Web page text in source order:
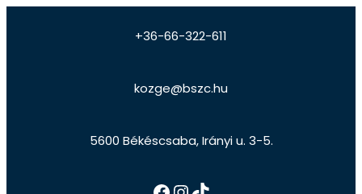
+36-66-322-611
kozge@bszc.hu
5600 Békéscsaba, Irányi u. 3-5.